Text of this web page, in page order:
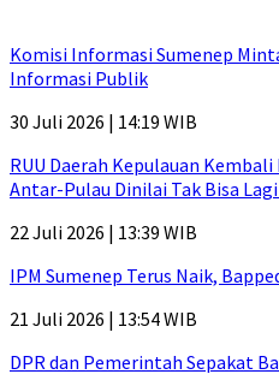
Komisi Informasi Sumenep
Informasi Publik
30 Juli 2026 | 14:19 WIB
RUU Daerah Kepulauan
Antar-Pulau Dinilai Tak Bisa
22 Juli 2026 | 13:39 WIB
IPM Sumenep Terus Naik,
21 Juli 2026 | 13:54 WIB
DPR dan Pemerintah Sepakat